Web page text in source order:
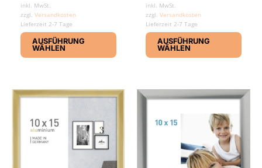
inkl. MwSt.
zzgl.Versandkosten
Lieferzeit 2-7 Tage
AUSFÜHRUNG
WÄHLEN
Dieses
weist
auf.
Produktseite
inkl. MwSt.
zzgl.Versandkosten
Lieferzeit 2-7 Tage
AUSFÜHRUNG
WÄHLEN
weist
auf.
auf